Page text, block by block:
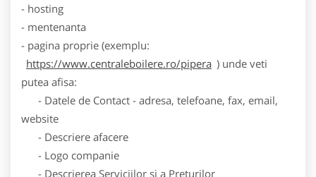
- hosting
- mentenanta
- pagina proprie (exemplu:
https://www.centraleboilere.ro/pipera ) unde veti
putea afisa:
- Datele de Contact - adresa, telefoane, fax, email,
website
- Descriere afacere
- Logo companie
- Descrierea Serviciilor si a Preturilor